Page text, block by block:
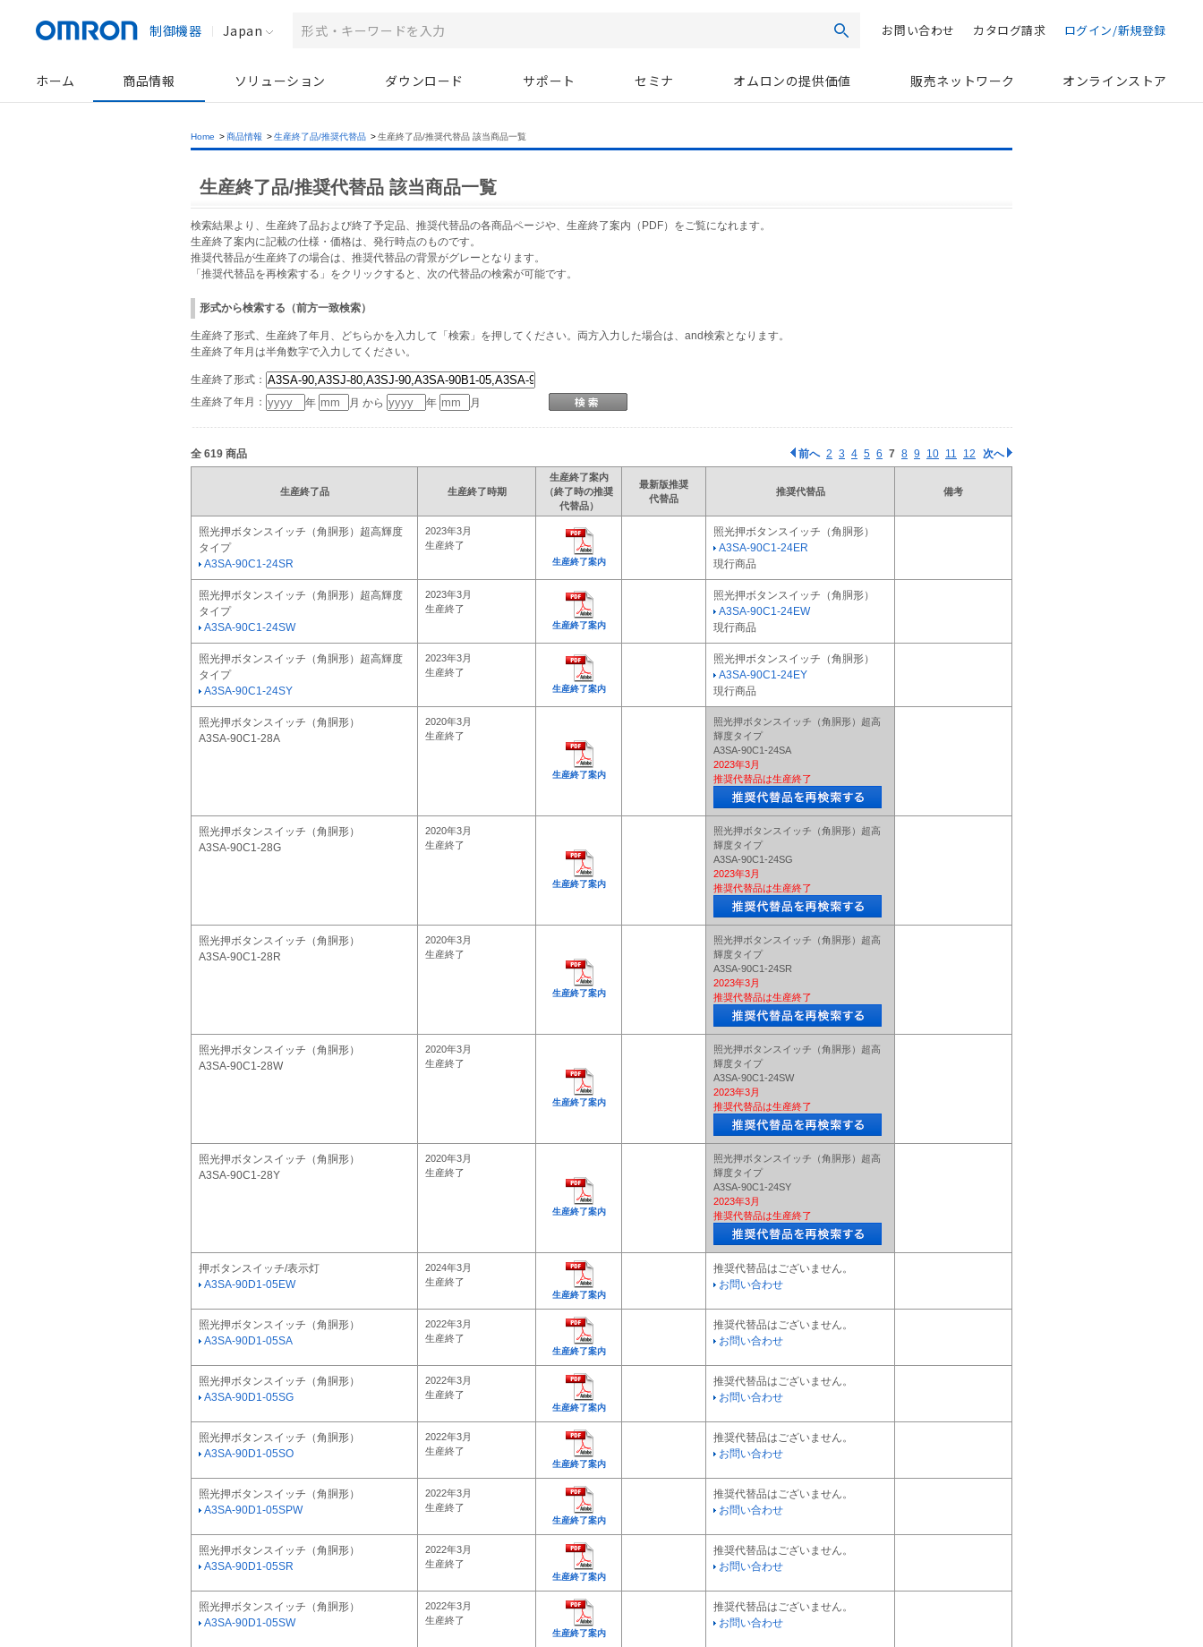
制御機器 Japan 検索お問い合わせ カタログ請求 ログイン/新規登録
ホーム 商品情報 ソリューション ダウンロード サポート セミナ オムロンの提供価値 販売ネットワーク オンラインストア
Home >商品情報 >生産終了品/推奨代替品 >生産終了品/推奨代替品 該当商品一覧
生産終了品/推奨代替品 該当商品一覧
検索結果より、生産終了品および終了予定品、推奨代替品の各商品ページや、生産終了案内（PDF）をご覧になれます。
生産終了案内に記載の仕様・価格は、発行時点のものです。
推奨代替品が生産終了の場合は、推奨代替品の背景がグレーとなります。
「推奨代替品を再検索する」をクリックすると、次の代替品の検索が可能です。
形式から検索する（前方一致検索）
生産終了形式、生産終了年月、どちらかを入力して「検索」を押してください。両方入力した場合は、and検索となります。
生産終了年月は半角数字で入力してください。
生産終了形式：
生産終了年月：
年 月 から 年 月
全 619 商品 前へ 2 3 4 5 6 7 8 9 10 11 12 次へ
生産終了品 生産終了時期
生産終了案内
（終了時の推奨
代替品）
最新版推奨
代替品
推奨代替品 備考
照光押ボタンスイッチ（角胴形）超高輝度
タイプ
A3SA-90C1-24SR
2023年3月
生産終了
生産終了案内
照光押ボタンスイッチ（角胴形）
A3SA-90C1-24ER
現行商品
照光押ボタンスイッチ（角胴形）超高輝度
タイプ
A3SA-90C1-24SW
2023年3月
生産終了
生産終了案内
照光押ボタンスイッチ（角胴形）
A3SA-90C1-24EW
現行商品
照光押ボタンスイッチ（角胴形）超高輝度
タイプ
A3SA-90C1-24SY
2023年3月
生産終了
生産終了案内
照光押ボタンスイッチ（角胴形）
A3SA-90C1-24EY
現行商品
照光押ボタンスイッチ（角胴形）
A3SA-90C1-28A
2020年3月
生産終了
生産終了案内
照光押ボタンスイッチ（角胴形）超高
輝度タイプ
A3SA-90C1-24SA
2023年3月
推奨代替品は生産終了
照光押ボタンスイッチ（角胴形）
A3SA-90C1-28G
2020年3月
生産終了
生産終了案内
照光押ボタンスイッチ（角胴形）超高
輝度タイプ
A3SA-90C1-24SG
2023年3月
推奨代替品は生産終了
照光押ボタンスイッチ（角胴形）
A3SA-90C1-28R
2020年3月
生産終了
生産終了案内
照光押ボタンスイッチ（角胴形）超高
輝度タイプ
A3SA-90C1-24SR
2023年3月
推奨代替品は生産終了
照光押ボタンスイッチ（角胴形）
A3SA-90C1-28W
2020年3月
生産終了
生産終了案内
照光押ボタンスイッチ（角胴形）超高
輝度タイプ
A3SA-90C1-24SW
2023年3月
推奨代替品は生産終了
照光押ボタンスイッチ（角胴形）
A3SA-90C1-28Y
2020年3月
生産終了
生産終了案内
照光押ボタンスイッチ（角胴形）超高
輝度タイプ
A3SA-90C1-24SY
2023年3月
推奨代替品は生産終了
押ボタンスイッチ/表示灯
A3SA-90D1-05EW
2024年3月
生産終了
生産終了案内
推奨代替品はございません。
お問い合わせ
照光押ボタンスイッチ（角胴形）
A3SA-90D1-05SA
2022年3月
生産終了
生産終了案内
推奨代替品はございません。
お問い合わせ
照光押ボタンスイッチ（角胴形）
A3SA-90D1-05SG
2022年3月
生産終了
生産終了案内
推奨代替品はございません。
お問い合わせ
照光押ボタンスイッチ（角胴形）
A3SA-90D1-05SO
2022年3月
生産終了
生産終了案内
推奨代替品はございません。
お問い合わせ
照光押ボタンスイッチ（角胴形）
A3SA-90D1-05SPW
2022年3月
生産終了
生産終了案内
推奨代替品はございません。
お問い合わせ
照光押ボタンスイッチ（角胴形）
A3SA-90D1-05SR
2022年3月
生産終了
生産終了案内
推奨代替品はございません。
お問い合わせ
照光押ボタンスイッチ（角胴形）
A3SA-90D1-05SW
2022年3月
生産終了
生産終了案内
推奨代替品はございません。
お問い合わせ